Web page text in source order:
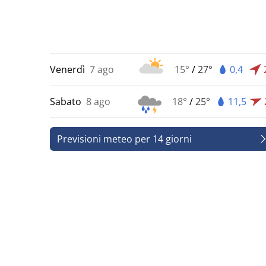
Venerdì 7 ago 15° /27° 0,4
Sabato 8 ago 18° /25° 11,5
Previsioni meteo per 14 giorni